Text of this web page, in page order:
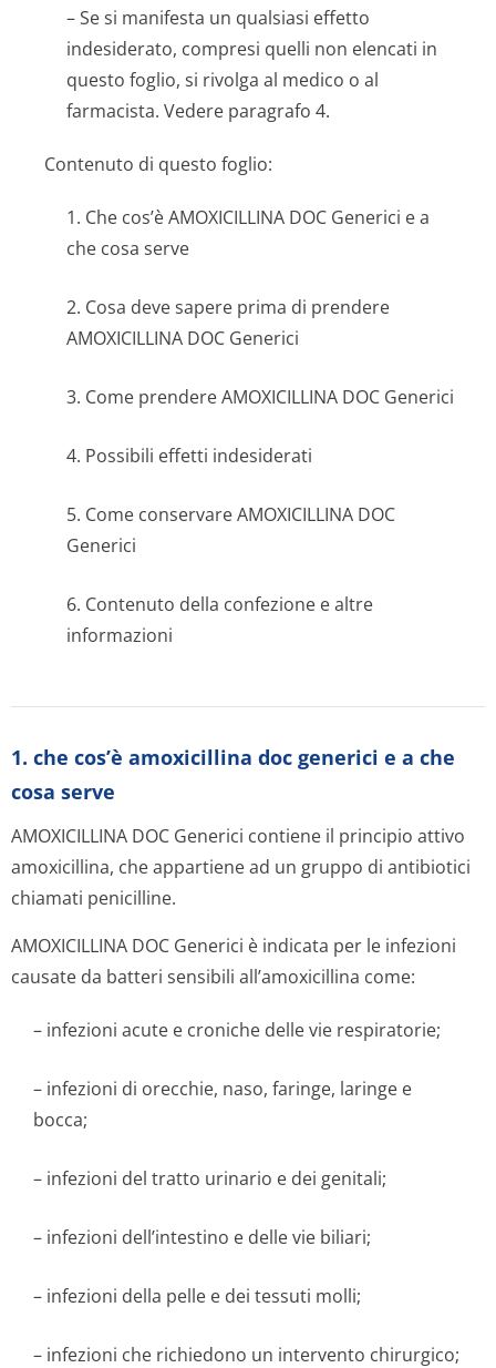
– Se si manifesta un qualsiasi effetto
indesiderato, compresi quelli non elencati in
questo foglio, si rivolga al medico o al
farmacista. Vedere paragrafo 4.
Contenuto di questo foglio:
1. Che cos’è AMOXICILLINA DOC Generici e a
che cosa serve
2. Cosa deve sapere prima di prendere
AMOXICILLINA DOC Generici
3. Come prendere AMOXICILLINA DOC Generici
4. Possibili effetti indesiderati
5. Come conservare AMOXICILLINA DOC
Generici
6. Contenuto della confezione e altre
informazioni
1. che cos’è amoxicillina doc generici e a che
cosa serve
AMOXICILLINA DOC Generici contiene il principio attivo
amoxicillina, che appartiene ad un gruppo di antibiotici
chiamati penicilline.
AMOXICILLINA DOC Generici è indicata per le infezioni
causate da batteri sensibili all’amoxicilli­na come:
– infezioni acute e croniche delle vie respiratorie;
– infezioni di orecchie, naso, faringe, laringe e
bocca;
– infezioni del tratto urinario e dei genitali;
– infezioni dell’intestino e delle vie biliari;
– infezioni della pelle e dei tessuti molli;
– infezioni che richiedono un intervento chirurgico;